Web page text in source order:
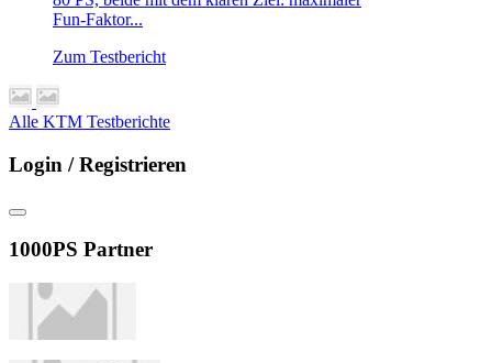
Fun-Faktor...
Zum Testbericht
Alle KTM Testberichte
Login / Registrieren
1000PS Partner